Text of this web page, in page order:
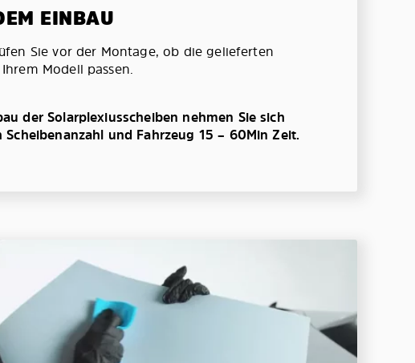
EINBAU
Sie vor der Montage, ob die gelieferten
Modell passen.
der Solarplexiusscheiben nehmen Sie sich
und Fahrzeug 15 – 60Min Zeit.